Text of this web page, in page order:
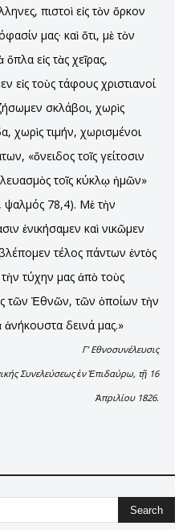
πιστοὶ εἰς τὸν ὅρκον
μας· καὶ ὅτι, μὲ τὸν
εἰς τὰς χεῖρας,
εἰς τοὺς τάφους χριστιανοί
σκλάβοι, χωρὶς
χωρὶς τιμήν, χωρισμένοι
«ὄνειδος τοῖς γείτοσιν
τοῖς κύκλῳ ἡμῶν»
ψαλμός 78,4). Μὲ τὴν
ἐνικήσαμεν καὶ νικῶμεν
τέλος πάντων ἐντὸς
τύχην μας ἀπὸ τοὺς
τῶν Ἐθνῶν, τῶν ὁποίων τὴν
δεινά μας.»
Γ’ Εθνοσυνέλευσις
Συνελεύσεως ἐν Ἐπιδαύρω, τῇ 16
Ἀπριλίου 1826.